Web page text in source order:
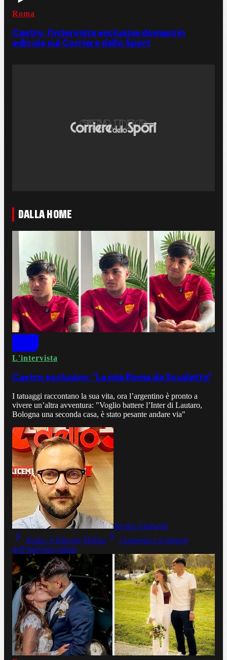
Roma
Castro, l'intervista esclusiva domani in
edicola sul Corriere dello Sport
DALLA HOME
L'intervista
Castro esclusivo: "La mia Roma da Scudetto"
I tatuaggi raccontano la sua vita, ora l’argentino è pronto a
vivere un’altra avventura: "Voglio battere l’Inter di Lautaro,
Bologna una seconda casa, è stato pesante andare via"
Jacopo Aliprandi
Roma, è fatta per Molina
Gasperini e il mistero
dell’intervista saltata